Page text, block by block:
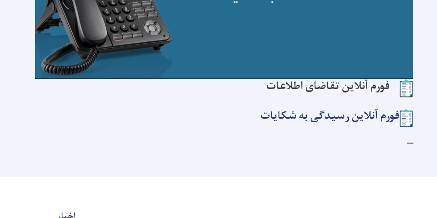
فورم آنلاین تقاضای اطلاعات
فورم آنلاین رسیدگی به شکایات